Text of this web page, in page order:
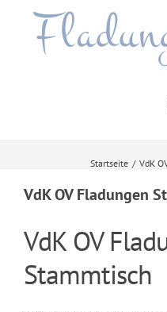
Startseite / VdK
VdK OV Fladungen
VdK OV
Stammtisch